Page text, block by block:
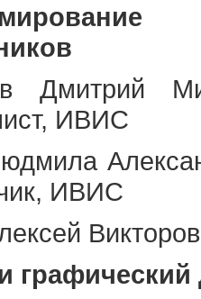
Дмитрий
ИВИС
ИВИС
графический